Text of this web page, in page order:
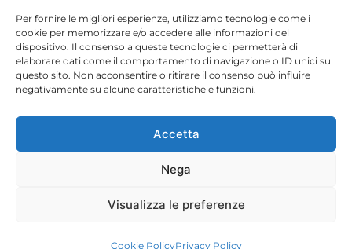
Per fornire le migliori esperienze, utilizziamo tecnologie come i
cookie per memorizzare e/o accedere alle informazioni del
dispositivo. Il consenso a queste tecnologie ci permetterà di
elaborare dati come il comportamento di navigazione o ID unici su
questo sito. Non acconsentire o ritirare il consenso può influire
negativamente su alcune caratteristiche e funzioni.
Accetta
Nega
Visualizza le preferenze
Cookie PolicyPrivacy Policy
C.F.-P.I. 02538910379 all rights reserved © –
Privacy Policy– Cookie Policy